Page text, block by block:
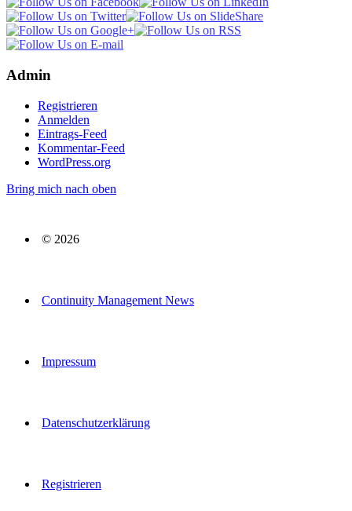
Admin
Registrieren
Anmelden
Eintrags-Feed
Kommentar-Feed
WordPress.org
Bring mich nach oben
© 2026
Continuity Management News
Impressum
Datenschutzerklärung
Registrieren